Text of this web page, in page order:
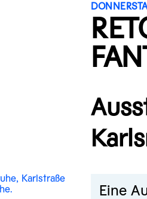
Karlstraße
Eine